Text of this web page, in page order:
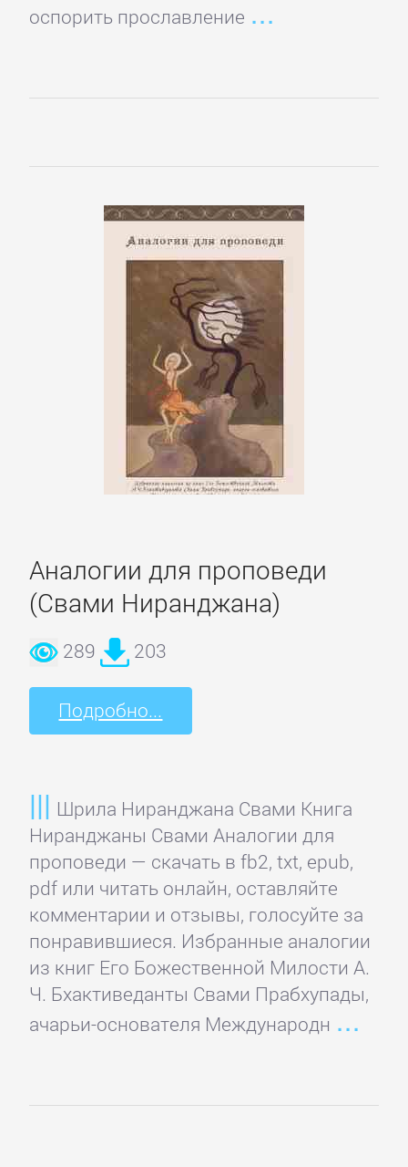
оспорить прославление
Аналогии для проповеди
(Свами Ниранджана)
289 203
Подробно...
Шрила Ниранджана Свами Книга
Ниранджаны Свами Аналогии для
проповеди — скачать в fb2, txt, epub,
pdf или читать онлайн, оставляйте
комментарии и отзывы, голосуйте за
понравившиеся. Избранные аналогии
из книг Его Божественной Милости А.
Ч. Бхактиведанты Свами Прабхупады,
ачарьи-основателя Международн
детей:
литература
ДОМАШНИЙ
Автомобили
детей
Дом
и
прочее
Животные
Зарубежная
прикладная
и
научно-
популярная
литература
Кулинария